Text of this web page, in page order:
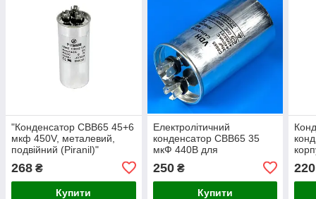
"Конденсатор CBB65 45+6
мкф 450V, металевий,
подвійний (Piranil)"
268 ₴
Купити
Електролітичний
конденсатор CBB65 35
мкФ 440В для
металевому корпусі
250₴
Купити
220